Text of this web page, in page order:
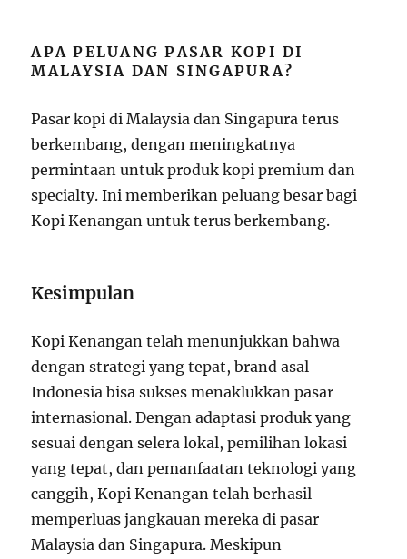
APA PELUANG PASAR KOPI DI
MALAYSIA DAN SINGAPURA?
Pasar kopi di Malaysia dan Singapura terus
berkembang, dengan meningkatnya
permintaan untuk produk kopi premium dan
specialty. Ini memberikan peluang besar bagi
Kopi Kenangan untuk terus berkembang.
Kesimpulan
Kopi Kenangan telah menunjukkan bahwa
dengan strategi yang tepat, brand asal
Indonesia bisa sukses menaklukkan pasar
internasional. Dengan adaptasi produk yang
sesuai dengan selera lokal, pemilihan lokasi
yang tepat, dan pemanfaatan teknologi yang
canggih, Kopi Kenangan telah berhasil
memperluas jangkauan mereka di pasar
Malaysia dan Singapura. Meskipun